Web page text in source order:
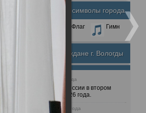
Официальные символы города
Флаг Гимн
Почетные граждане г. Вологды
25 июня 2026 года
Очередные сессии в втором
полугодии 2026 года.
7 декабря 2025 года